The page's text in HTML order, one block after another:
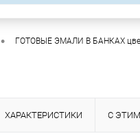
• ГОТОВЫЕ ЭМАЛИ В БАНКАХ
ХАРАКТЕРИСТИКИ С